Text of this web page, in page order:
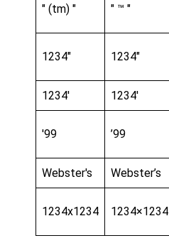
" (tm) " " ™ "
1234" 1234″
1234' 1234′
'99 ’99
Webster's Webster’s
1234x1234 1234×1234